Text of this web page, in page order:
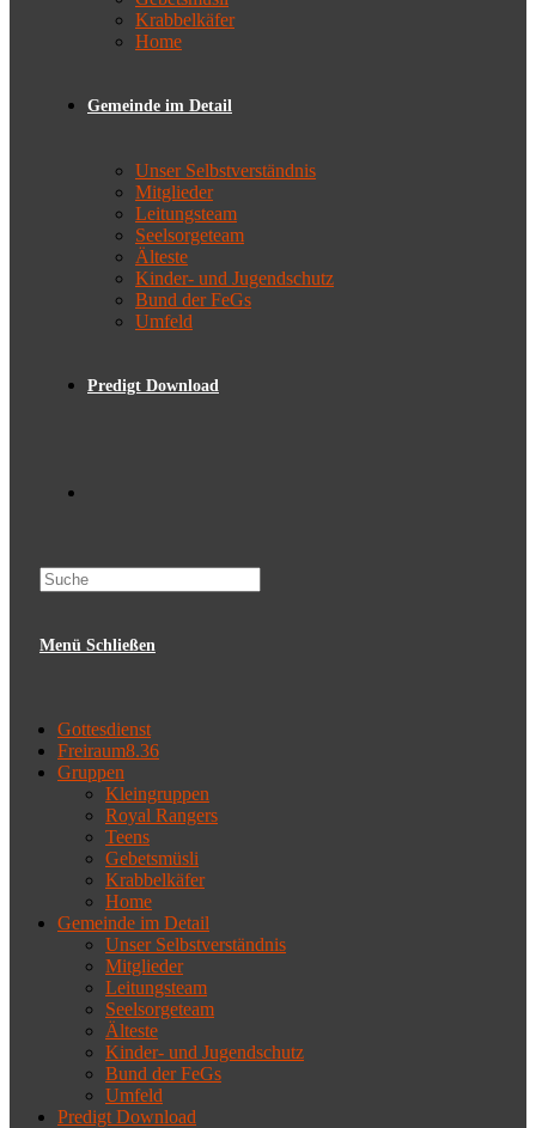
Krabbelkäfer
Home
Gemeinde im Detail
Unser Selbstverständnis
Mitglieder
Leitungsteam
Seelsorgeteam
Älteste
Kinder- und Jugendschutz
Bund der FeGs
Umfeld
Predigt Download
Menü Schließen
Gottesdienst
Freiraum8.36
Gruppen
Kleingruppen
Royal Rangers
Teens
Gebetsmüsli
Krabbelkäfer
Home
Gemeinde im Detail
Unser Selbstverständnis
Mitglieder
Leitungsteam
Seelsorgeteam
Älteste
Kinder- und Jugendschutz
Bund der FeGs
Umfeld
Predigt Download